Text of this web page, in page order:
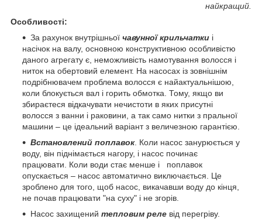
найкращий.
Особливості:
За рахунок внутрішньої чавунної крильчатки і
насічок на валу, основною конструктивною особливістю
даного агрегату є, неможливість намотування волосся і
ниток на обертовий елемент. На насосах із зовнішнім
подрібнювачем проблема волосся є найактуальнішою,
коли блокується вал і горить обмотка. Тому, якщо ви
збираєтеся відкачувати нечистоти в яких присутні
волосся з ванни і раковини, а так само нитки з пральної
машини – це ідеальний варіант з величезною гарантією.
Встановлений поплавок. Коли насос занурюється у
воду, він піднімається нагору, і насос починає
працювати. Коли води стає менше і поплавок
опускається – насос автоматично виключається. Це
зроблено для того, щоб насос, викачавши воду до кінця,
не почав працювати "на суху" і не згорів.
Насос захищений тепловим реле від перегріву.